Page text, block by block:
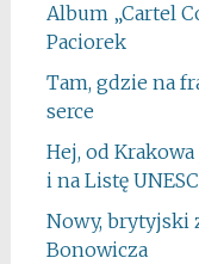
Album „Cartel
Paciorek
Tam, gdzie na
serce
Hej, od
i na Listę
Nowy, brytyjski
Bonowicza